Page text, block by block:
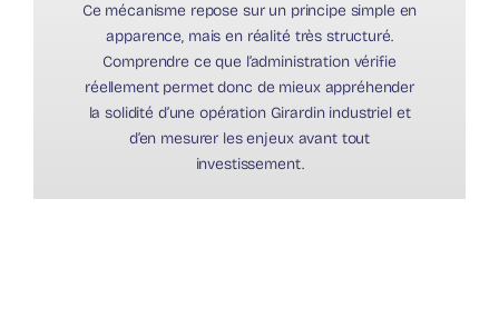
Ce mécanisme repose sur un principe simple en
apparence, mais en réalité très structuré.
Comprendre ce que l’administration vérifie
réellement permet donc de mieux appréhender
la solidité d’une opération Girardin industriel et
d’en mesurer les enjeux avant tout
investissement.